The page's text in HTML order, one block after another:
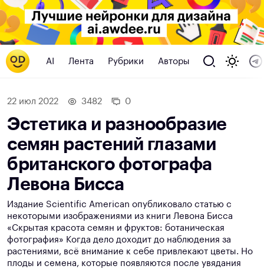
AI Лента Рубрики Авторы
22 июл 2022 3482 0
Эстетика и разнообразие
семян растений глазами
британского фотографа
Левона Бисса
Издание Scientific American опубликовало статью с
некоторыми изображениями из книги Левона Бисса
«Скрытая красота семян и фруктов: ботаническая
фотография» Когда дело доходит до наблюдения за
растениями, всё внимание к себе привлекают цветы. Но
плоды и семена, которые появляются после увядания